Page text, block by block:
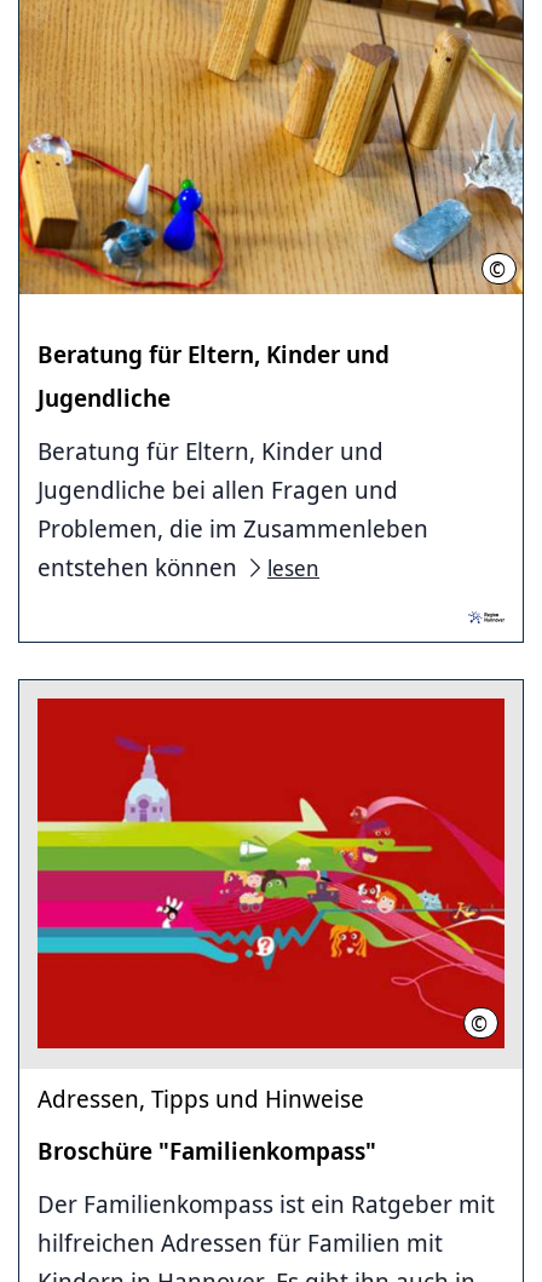
©
Beratung für Eltern, Kinder und
Jugendliche
Beratung für Eltern, Kinder und
Jugendliche bei allen Fragen und
Problemen, die im Zusammenleben
entstehen können
lesen
© LHH
Adressen, Tipps und Hinweise
Broschüre "Familienkompass"
Der Familienkompass ist ein Ratgeber mit
hilfreichen Adressen für Familien mit